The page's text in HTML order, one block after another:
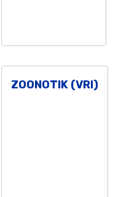
ZOONOTIK (VRI)